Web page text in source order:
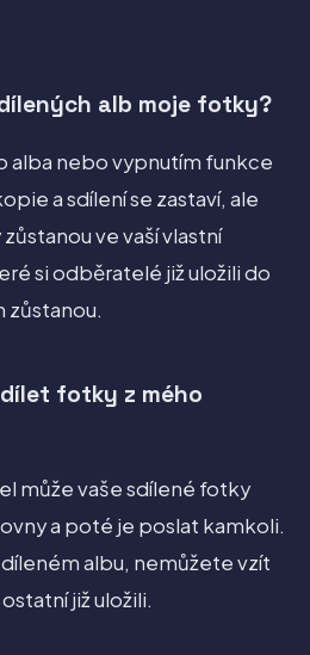
alb moje fotky?
alba nebo vypnutím funkce
a sdílení se zastaví, ale
ve vaší vlastní
si odběratelé již uložili do
zůstanou.
fotky z mého
může vaše sdílené fotky
a poté je poslat kamkoli.
albu, nemůžete vzít
již uložili.